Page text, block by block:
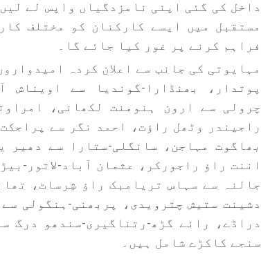
داخل کی گئی اپنی نامزدگیاں واپس لے
مستقبل میں ایسے کارکنان کو مختلف
فراہم کرنے پر غور کیا جائے گا۔
مہایوتی کی جانب سے اعلان کردہ
پوتدار، بھنڈارا-گوندیا سے اویناش
چرولی سے ارون ہنومنت لکھانی،
راجیندر وٹھل راؤت، احمد نگر سے
بھاگوت مہاجن، سانگلی-ستارا سے
اننت راؤ راجورکر، عثمان آباد-لاتور-
جالنہ سے سہاس تریامبک راؤ شِرساٹ،
دشینت ستیش چترویدی، پربھنی-ہنگولی
دراڈے، رائے گڑھ-رتناگیری-سندھو درگ
سنجے کاکڑے شامل ہیں۔